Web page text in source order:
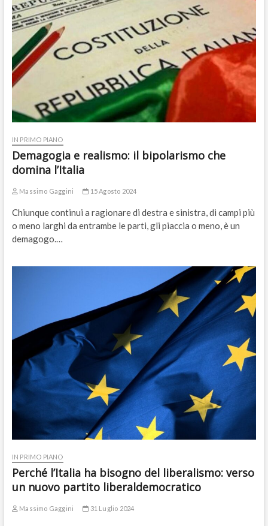
IN PRIMO PIANO
Demagogia e realismo: il bipolarismo che
domina l’Italia
Massimo Gaggini 15 Agosto 2024
Chiunque continui a ragionare di destra e sinistra, di campi più
o meno larghi da entrambe le parti, gli piaccia o meno, è un
demagogo.…
IN PRIMO PIANO
Perché l’Italia ha bisogno del liberalismo: verso
un nuovo partito liberaldemocratico
Massimo Gaggini 31 Luglio 2024